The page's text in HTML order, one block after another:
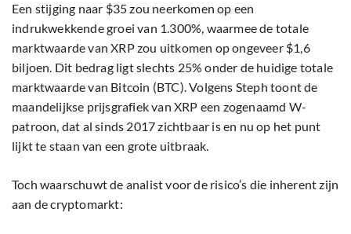
Een stijging naar $35 zou neerkomen op een
indrukwekkende groei van 1.300%, waarmee de totale
marktwaarde van XRP zou uitkomen op ongeveer $1,6
biljoen. Dit bedrag ligt slechts 25% onder de huidige totale
marktwaarde van Bitcoin (BTC). Volgens Steph toont de
maandelijkse prijsgrafiek van XRP een zogenaamd W-
patroon, dat al sinds 2017 zichtbaar is en nu op het punt
lijkt te staan van een grote uitbraak.
Toch waarschuwt de analist voor de risico’s die inherent zijn
aan de cryptomarkt: